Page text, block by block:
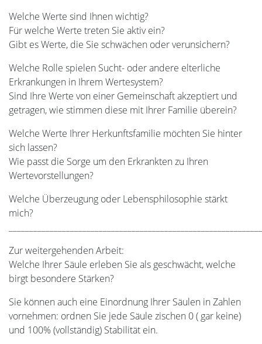
Welche Werte sind Ihnen wichtig?
Für welche Werte treten Sie aktiv ein?
Gibt es Werte, die Sie schwächen oder verunsichern?
Welche Rolle spielen Sucht- oder andere elterliche
Erkrankungen in Ihrem Wertesystem?
Sind Ihre Werte von einer Gemeinschaft akzeptiert und
getragen, wie stimmen diese mit Ihrer Familie überein?
Welche Werte Ihrer Herkunftsfamilie möchten Sie hinter
sich lassen?
Wie passt die Sorge um den Erkrankten zu Ihren
Wertevorstellungen?
Welche Überzeugung oder Lebensphilosophie stärkt
mich?
Zur weitergehenden Arbeit:
Welche Ihrer Säule erleben Sie als geschwächt, welche
birgt besondere Stärken?
Sie können auch eine Einordnung Ihrer Säulen in Zahlen
vornehmen: ordnen Sie jede Säule zischen 0 ( gar keine)
und 100% (vollständig) Stabilität ein.